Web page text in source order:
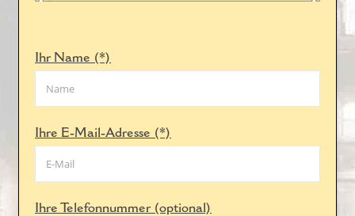
Ihr Name (*)
Ihre E-Mail-Adresse (*)
Ihre Telefonnummer (optional)